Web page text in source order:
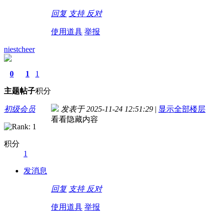
回复 支持 反对
使用道具 举报
niestcheer
0
主题
1
帖子
1
积分
初级会员
积分
1
发消息
发表于 2025-11-24 12:51:29 | 显示全部楼层
看看隐藏内容
回复 支持 反对
使用道具 举报